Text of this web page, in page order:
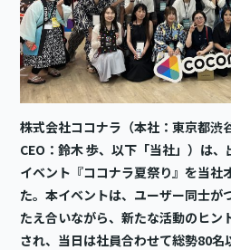
株式会社ココナラ（本社：東京都渋
CEO：鈴木 歩、以下「当社」）は
イベント『ココナラ夏祭り』を当社
た。本イベントは、ユーザー同士が
たえ合いながら、新たな活動のヒン
され、当日は社員合わせて総勢80名